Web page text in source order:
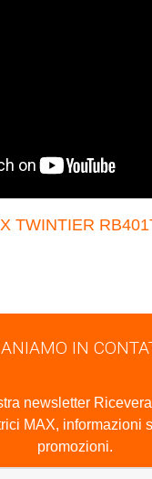
TWINTIER
IN
newsletter
MAX, informazioni
promozioni.